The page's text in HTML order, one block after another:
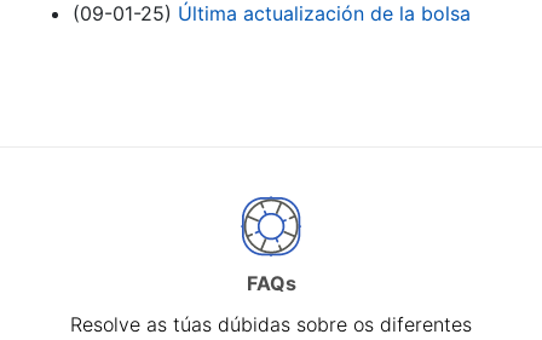
(09-01-25) Última actualización de la bolsa
FAQs
Resolve as túas dúbidas sobre os diferentes